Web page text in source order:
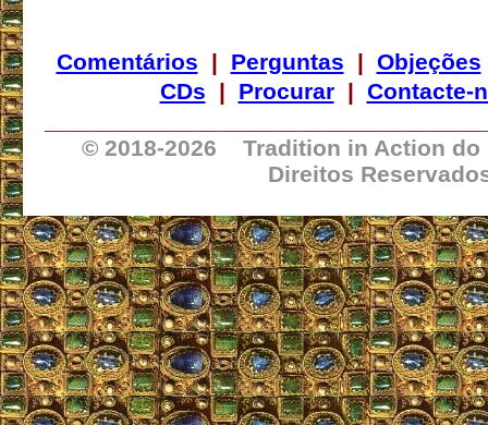
Comentários | Perguntas | Objeções
CDs | Procurar| Contacte-
© 2018-2026 Tradition in Action
Direitos